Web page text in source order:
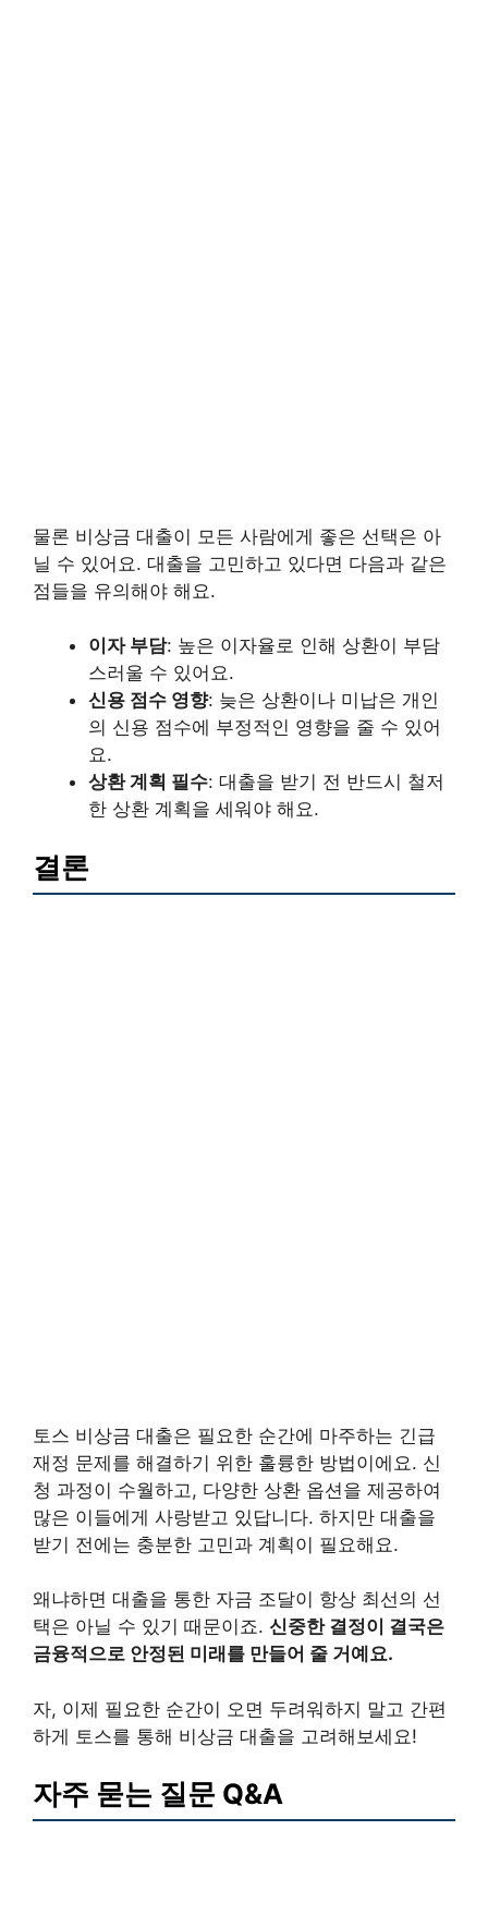
물론 비상금 대출이 모든 사람에게 좋은 선택은 아
닐 수 있어요. 대출을 고민하고 있다면 다음과 같은
점들을 유의해야 해요.
이자 부담: 높은 이자율로 인해 상환이 부담
스러울 수 있어요.
신용 점수 영향: 늦은 상환이나 미납은 개인
의 신용 점수에 부정적인 영향을 줄 수 있어
요.
상환 계획 필수: 대출을 받기 전 반드시 철저
한 상환 계획을 세워야 해요.
결론
토스 비상금 대출은 필요한 순간에 마주하는 긴급
재정 문제를 해결하기 위한 훌륭한 방법이에요. 신
청 과정이 수월하고, 다양한 상환 옵션을 제공하여
많은 이들에게 사랑받고 있답니다. 하지만 대출을
받기 전에는 충분한 고민과 계획이 필요해요.
왜냐하면 대출을 통한 자금 조달이 항상 최선의 선
택은 아닐 수 있기 때문이죠. 신중한 결정이 결국은
금융적으로 안정된 미래를 만들어 줄 거예요.
자, 이제 필요한 순간이 오면 두려워하지 말고 간편
하게 토스를 통해 비상금 대출을 고려해보세요!
자주 묻는 질문 Q&A